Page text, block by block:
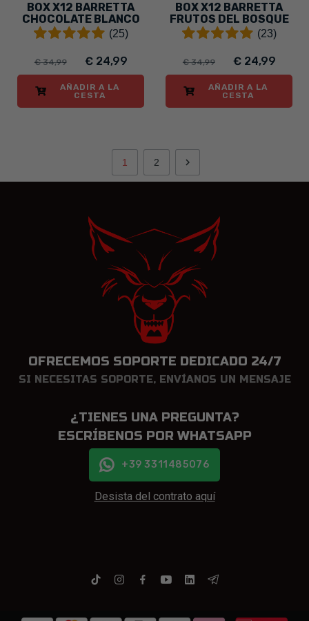
BOX X12 BARRETTA
CHOCOLATE BLANCO
(25)
€ 34,99 € 24,99
AÑADIR A LA
CESTA
BOX X12 BARRETTA
FRUTOS DEL BOSQUE
(23)
€ 34,99 € 24,99
AÑADIR A LA
CESTA
1 2 
OFRECEMOS SOPORTE DEDICADO 24/7
SI NECESITAS SOPORTE, ENVÍANOS UN MENSAJE
¿TIENES UNA PREGUNTA?
ESCRÍBENOS POR WHATSAPP
+39 3311485076
Desista del contrato aquí